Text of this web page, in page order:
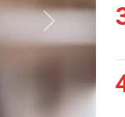
Siguiente